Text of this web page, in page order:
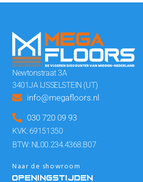
Newtonstraat 3A
3401JA IJSSELSTEIN (UT)
info@megafloors.nl
030 720 09 93
KVK: 69151350
BTW: NL00.234.4368.B07
Naar de showroom
OPENINGSTIJDEN